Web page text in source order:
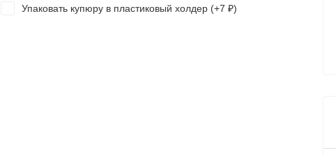
Упаковать купюру в пластиковый холдер (+7 ₽)